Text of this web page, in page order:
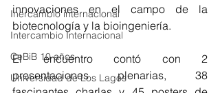
Inercambio internacional
Intercambio Internacional
CeBiB 10 años
Universidad de Los Lagos
innovaciones en el campo de la
biotecnología y la bioingeniería.
El encuentro contó con 2
presentaciones plenarias, 38